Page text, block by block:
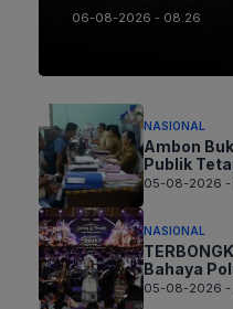
06-08-2026 - 08.26
NASIONAL
Ambon
Publik
05-08-2026 -
NASIONAL
Bahaya
05-08-2026 -